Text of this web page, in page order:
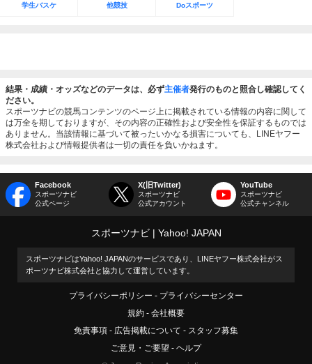
学生バスケ 他競技 Doスポーツ
結果・成績・オッズなどのデータは、必ず主催者発行のものと照合し確認してく
ださい。
スポーツナビの競馬コンテンツのページ上に掲載されている情報の内容に関して
は万全を期しておりますが、その内容の正確性および安全性を保証するものでは
ありません。当該情報に基づいて被ったいかなる損害についても、LINEヤフー
株式会社および情報提供者は一切の責任を負いかねます。
Facebook
スポーツナビ
公式ページ
X(旧Twitter)
スポーツナビ
公式アカウント
YouTube
スポーツナビ
公式チャンネル
スポーツナビ Yahoo! JAPAN
スポーツナビはYahoo! JAPANのサービスであり、LINEヤフー株式会社がス
ポーツナビ株式会社と協力して運営しています。
プライバシーポリシー
プライバシーセンター
規約
会社概要
免責事項
広告掲載について
スタッフ募集
ご意見・ご要望
ヘルプ